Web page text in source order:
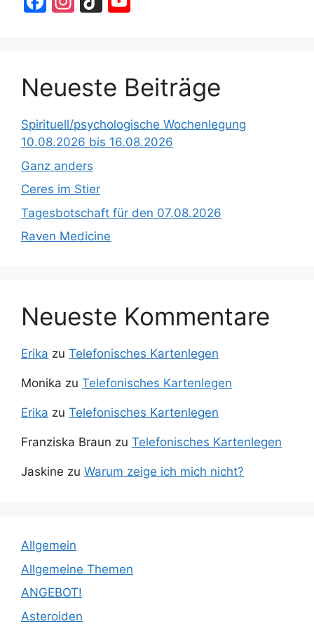
b
o
o
k
a
k u
b
e
a
n
Neueste Beiträge
Spirituell/psychologische Wochenlegung
10.08.2026 bis 16.08.2026
Ganz anders
Ceres im Stier
Tagesbotschaft für den 07.08.2026
Raven Medicine
Neueste Kommentare
Erika zu Telefonisches Kartenlegen
Monika zu Telefonisches Kartenlegen
Erika zu Telefonisches Kartenlegen
Franziska Braun zu Telefonisches Kartenlegen
Jaskine zu Warum zeige ich mich nicht?
Allgemein
Allgemeine Themen
ANGEBOT!
Asteroiden